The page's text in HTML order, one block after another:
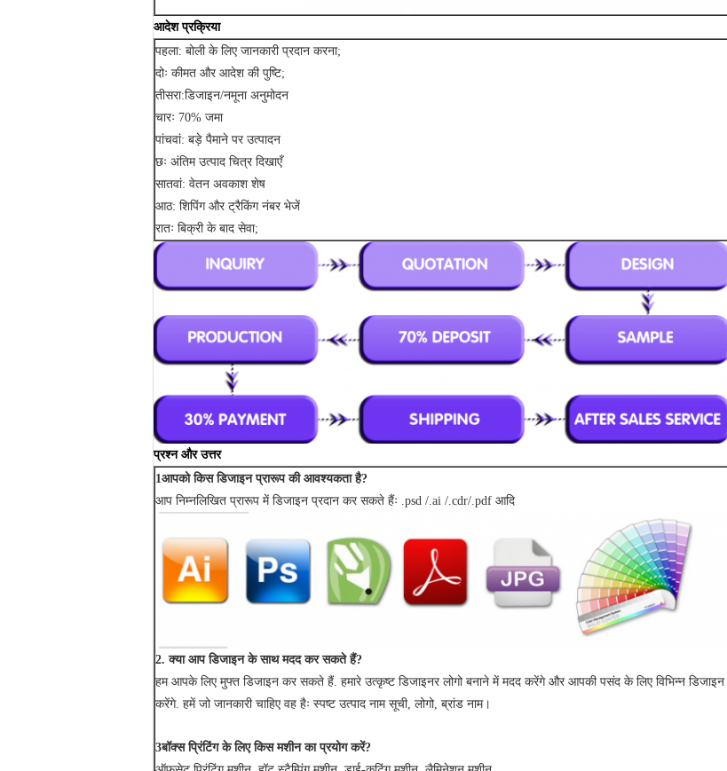
आदेश प्रक्रिया
पहला: बोली के लिए जानकारी प्रदान करना;
दोः कीमत और आदेश की पुष्टि;
तीसरा:डिजाइन/नमूना अनुमोदन
चारः 70% जमा
पांचवां: बड़े पैमाने पर उत्पादन
छः अंतिम उत्पाद चित्र दिखाएँ
सातवां: वेतन अवकाश शेष
आठ: शिपिंग और ट्रैकिंग नंबर भेजें
रातः बिक्री के बाद सेवा;
प्रश्न और उत्तर
1आपको किस डिजाइन प्रारूप की आवश्यकता है?
आप निम्नलिखित प्रारूप में डिजाइन प्रदान कर सकते हैंः .psd /.ai /.cdr/.pdf आदि
2. क्या आप डिजाइन के साथ मदद कर सकते हैं?
हम आपके लिए मुफ्त डिजाइन कर सकते हैं. हमारे उत्कृष्ट डिजाइनर लोगो बनाने में मदद करेंगे और आपकी पसंद के लिए विभिन्न डिजाइन
करेंगे. हमें जो जानकारी चाहिए वह हैः स्पष्ट उत्पाद नाम सूची, लोगो, ब्रांड नाम।
3बॉक्स प्रिंटिंग के लिए किस मशीन का प्रयोग करें?